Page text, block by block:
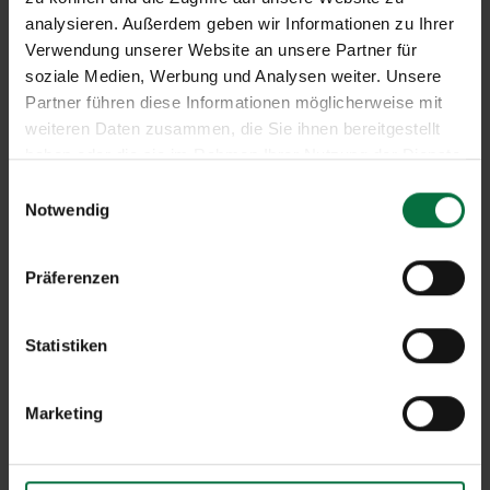
analysieren. Außerdem geben wir Informationen zu Ihrer
Verwendung unserer Website an unsere Partner für
soziale Medien, Werbung und Analysen weiter. Unsere
Partner führen diese Informationen möglicherweise mit
weiteren Daten zusammen, die Sie ihnen bereitgestellt
haben oder die sie im Rahmen Ihrer Nutzung der Dienste
Notwendig
Präferenzen
Statistiken
Marketing
Insektenschutz hält lästige Tiere fern
und sorgt gleichzeitig für frische Luft
und ein angenehmes Raumklima.